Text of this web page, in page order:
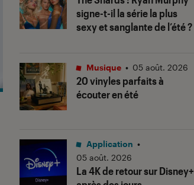
signe-t-il la série la plus
sexy et sanglante de l’été ?
20 vinyles parfaits à
écouter en été
Musique • 05 août. 2026
La 4K de retour sur Disney+
Application •
05 août. 2026